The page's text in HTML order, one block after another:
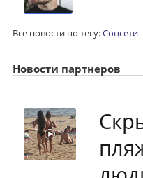
Все новости по тегу:Соцсети
Новости партнеров